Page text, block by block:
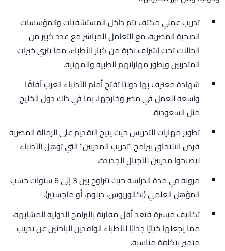
تدريب عملي مكثف يتم داخل المستشفيات والمؤسسات
الصحية المصرية، مع التعامل المباشر مع عدد كبير من
الحالات تحت إشراف نخبة من كبار الأطباء، مما يثري خبرات
المتدربين ويطور مهاراتهم الطبية والمهنية.
شهادة معترف بها دوليًا تفتح أمام الأطباء العرب آفاقًا
واسعة للعمل في مصر وخارجها، بما في ذلك دول الخليج
مثل السعودية.
تطوير مهارات التدريس حيث يتيح التقديم على الزمالة المصرية
فرص الالتحاق ببرامج “تدريب المدربين” التي تؤهل الأطباء
ليصبحوا مدربين للأجيال الجديدة.
مرونة في مدة الدراسة حيث تتراوح بين 3 إلى 6 سنوات حسب
المؤهل العلمي (بكالوريوس، دبلوم، أو ماجستير).
تكاليف ميسرة فتعد أقل مقارنة بالبرامج الدولية المشابهة،
مما يجعلها خيارًا جذابًا للأطباء الوافدين الباحثين عن تدريب
متميز بتكلفة مناسبة.